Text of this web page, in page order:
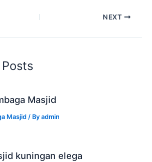
NEXT
Masjid
Masjid / Byadmin
kuningan elega